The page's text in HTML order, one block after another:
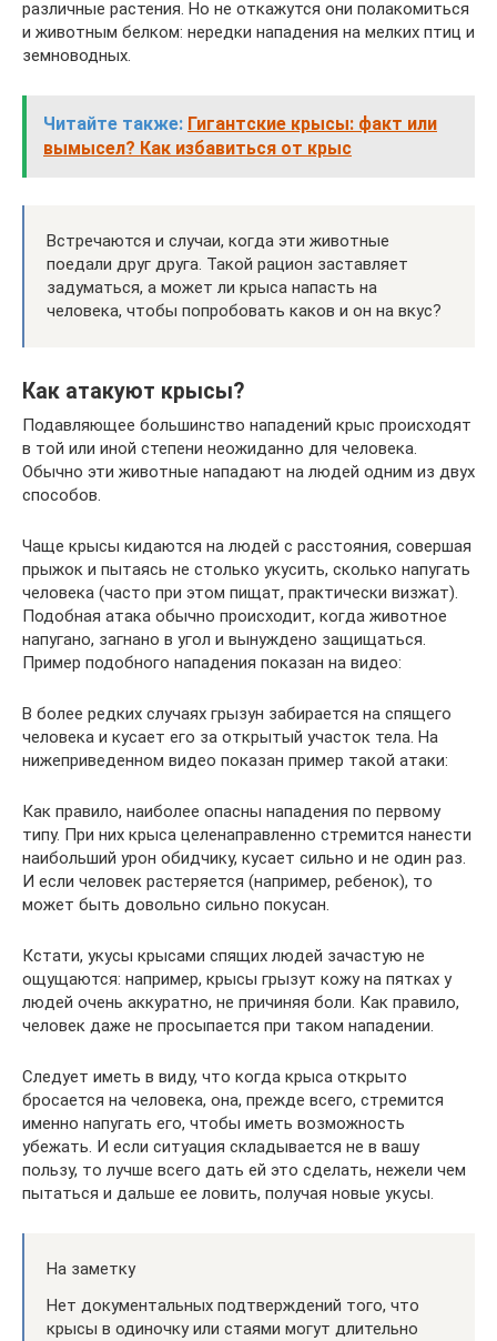
различные растения. Но не откажутся они полакомиться
и животным белком: нередки нападения на мелких птиц и
земноводных.
Читайте также: Гигантские крысы: факт или
вымысел? Как избавиться от крыс
Встречаются и случаи, когда эти животные
поедали друг друга. Такой рацион заставляет
задуматься, а может ли крыса напасть на
человека, чтобы попробовать каков и он на вкус?
Как атакуют крысы?
Подавляющее большинство нападений крыс происходят
в той или иной степени неожиданно для человека.
Обычно эти животные нападают на людей одним из двух
способов.
Чаще крысы кидаются на людей с расстояния, совершая
прыжок и пытаясь не столько укусить, сколько напугать
человека (часто при этом пищат, практически визжат).
Подобная атака обычно происходит, когда животное
напугано, загнано в угол и вынуждено защищаться.
Пример подобного нападения показан на видео:
В более редких случаях грызун забирается на спящего
человека и кусает его за открытый участок тела. На
нижеприведенном видео показан пример такой атаки:
Как правило, наиболее опасны нападения по первому
типу. При них крыса целенаправленно стремится нанести
наибольший урон обидчику, кусает сильно и не один раз.
И если человек растеряется (например, ребенок), то
может быть довольно сильно покусан.
Кстати, укусы крысами спящих людей зачастую не
ощущаются: например, крысы грызут кожу на пятках у
людей очень аккуратно, не причиняя боли. Как правило,
человек даже не просыпается при таком нападении.
Следует иметь в виду, что когда крыса открыто
бросается на человека, она, прежде всего, стремится
именно напугать его, чтобы иметь возможность
убежать. И если ситуация складывается не в вашу
пользу, то лучше всего дать ей это сделать, нежели чем
пытаться и дальше ее ловить, получая новые укусы.
На заметку
Нет документальных подтверждений того, что
крысы в одиночку или стаями могут длительно